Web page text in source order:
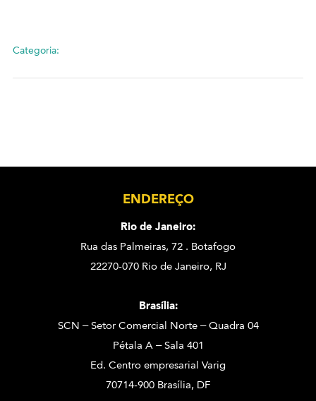
Categoria:
ENDEREÇO
Rio de Janeiro:
Rua das Palmeiras, 72 . Botafogo
22270-070 Rio de Janeiro, RJ
Brasília:
SCN – Setor Comercial Norte – Quadra 04
Pétala A – Sala 401
Ed. Centro empresarial Varig
70714-900 Brasília, DF